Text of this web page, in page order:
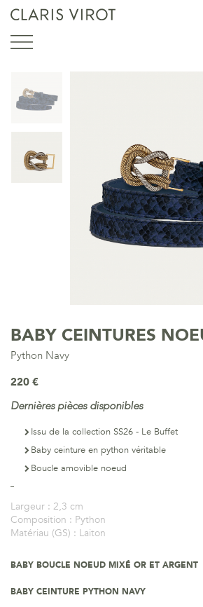
BABY CEINTURES
Python Navy
220 €
Dernières pièces disponibles
Issu de la collection SS26 - Le Buffet
Baby ceinture en python véritable
Boucle amovible noeud
Largeur : 2,3 cm
Composition : Python
Matériau (GS) : Laiton
BABY BOUCLE NOEUD MIXÉ OR ET ARGENT
BABY CEINTURE PYTHON NAVY